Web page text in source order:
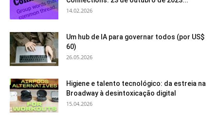
14.02.2026
Um hub de IA para governar todos (por US$
60)
26.05.2026
Higiene e talento tecnológico: da estreia na
Broadway à desintoxicação digital
15.04.2026